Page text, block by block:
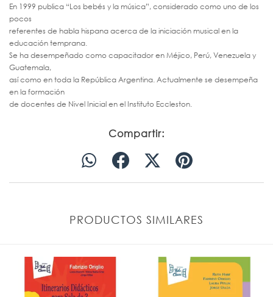
En 1999 publica “Los bebés y la música”, considerado como uno de los
pocos
referentes de habla hispana acerca de la iniciación musical en la
educación temprana.
Se ha desempeñado como capacitador en Méjico, Perú, Venezuela y
Guatemala,
así como en toda la República Argentina. Actualmente se desempeña
en la formación
de docentes de Nivel Inicial en el Instituto Eccleston.
Compartir:
PRODUCTOS SIMILARES